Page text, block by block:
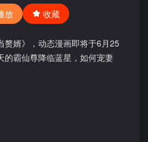
放 收藏
赘婿》，动态漫画即将于6月25
的霸仙尊降临蓝星，如何宠妻